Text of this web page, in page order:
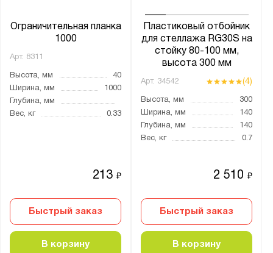
Ограничительная планка
1000
Арт. 8311
Высота, мм
40
Ширина, мм
1000
Глубина, мм
Вес, кг
0.33
213₽
Быстрый заказ
В корзину
Пластиковый отбойник
для стеллажа RG30S на
стойку 80-100 мм,
высота 300 мм
Арт. 34542 (4)
Высота, мм
300
Ширина, мм
140
Глубина, мм
140
Вес, кг
0.7
2 510₽
Быстрый заказ
В корзину